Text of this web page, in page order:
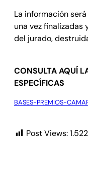
La información
una vez
del jurado,
CONSULTA AQUÍ
ESPECÍFICAS
BASES-PREMIOS-
Post Views:1.522